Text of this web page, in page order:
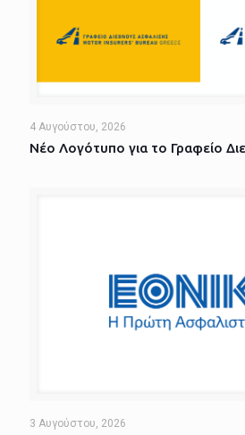
4 Αυγούστου, 2026
Νέο Λογότυπο για το Γραφείο
3 Αυγούστου, 2026